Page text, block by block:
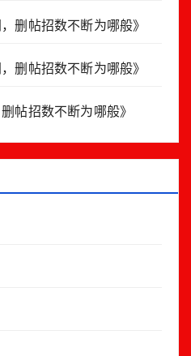
删帖招数不断为哪般》
删帖招数不断为哪般》
帖招数不断为哪般》